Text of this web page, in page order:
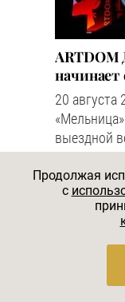
начинает
20 августа
выездной
выставки
и
#НОВОСТИ
Продолжая
c